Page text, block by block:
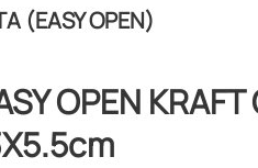
(EASY OPEN)
OPEN KRAFT